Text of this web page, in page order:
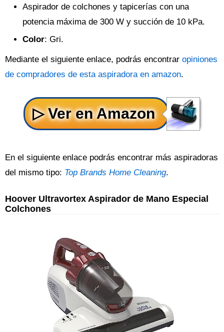
Aspirador de colchones y tapicerías con una
potencia máxima de 300 W y succión de 10 kPa.
Color: Gri.
Mediante el siguiente enlace, podrás encontrar opiniones
de compradores de esta aspiradora en amazon.
En el siguiente enlace podrás encontrar más aspiradoras
del mismo tipo: Top Brands Home Cleaning.
Hoover Ultravortex Aspirador de Mano Especial
Colchones